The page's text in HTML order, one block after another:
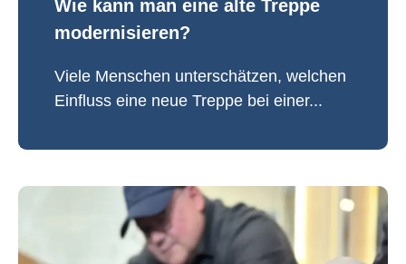
Wie kann man eine alte Treppe
modernisieren?
Viele Menschen unterschätzen, welchen
Einfluss eine neue Treppe bei einer...